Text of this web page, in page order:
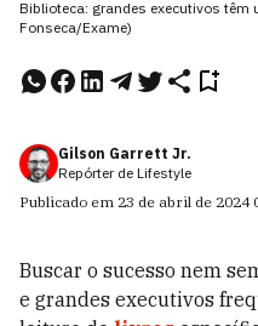
Biblioteca: grandes executivos têm
Fonseca/Exame)
Gilson Garrett Jr.
Repórter de Lifestyle
Publicado em 23 de abril de 2024
Buscar o sucesso nem
e grandes executivos